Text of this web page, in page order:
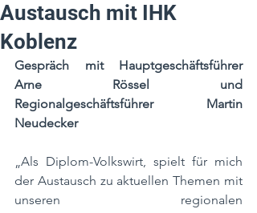
Austausch mit IHK
Koblenz
Gespräch mit Hauptgeschäftsführer
Arne Rössel und
Regionalgeschäftsführer Martin
Neudecker
„Als Diplom-Volkswirt, spielt für mich
der Austausch zu aktuellen Themen mit
unseren regionalen